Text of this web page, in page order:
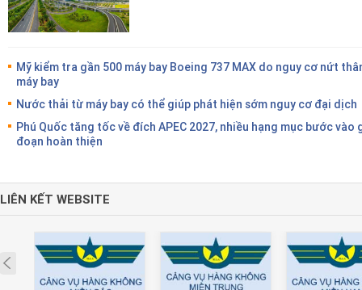
Mỹ kiểm tra gần 500 máy bay Boeing 737 MAX do nguy cơ nứt
máy bay
Nước thải từ máy bay có thể giúp phát hiện sớm nguy cơ đại dịch
Phú Quốc tăng tốc về đích APEC 2027, nhiều hạng mục bước vào
đoạn hoàn thiện
LIÊN KẾT WEBSITE
Prev